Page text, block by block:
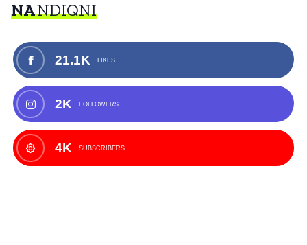
NANDIQNI
21.1K LIKES
2K FOLLOWERS
4K SUBSCRIBERS